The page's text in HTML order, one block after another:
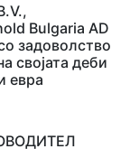
Bulgaria AD
задоволство
својата деби
евра